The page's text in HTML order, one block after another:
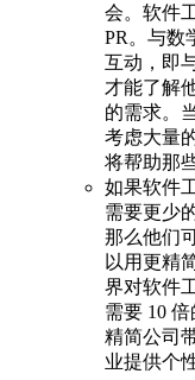
会。软件
PR。与数
互动，即
才能了解
的需求。
考虑大量
将帮助那
如果软件
需要更少
那么他们
以用更精
界对软件
需要 10
精简公司
业提供个